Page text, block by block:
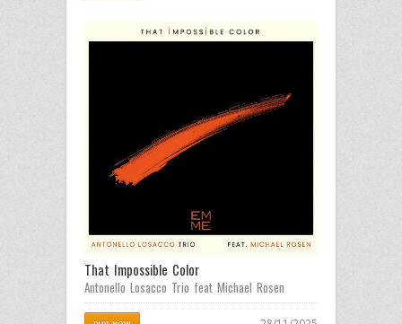
That Impossible Color
Antonello Losacco Trio feat Michael Rosen